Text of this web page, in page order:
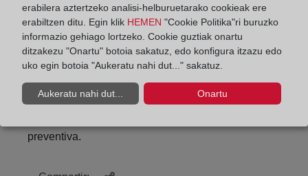
sociedad en general los documentos de
laContaduría de Hipotecas,se enmarca en las
actividades del Centro de Investigación de Derecho
Registral de la Universidad (CIDRE-UAM),
constituido con la finalidad de servir como
plataforma para fomentar la investigación, el debate
y las publicaciones en el ámbito del Derecho
preventiva.
erabilera aztertzeko analisi-helburuetarako cookieak ere
erabiltzen ditu. Egin klik HEMEN "Cookie Politika"ri buruzko
informazio gehiago lortzeko. Cookie guztiak onartu
ditzakezu "Onartu" botoia sakatuz, edo konfigura itzazu edo
uko egin botoia "Aukeratu nahi dut..." sakatuz.
Aukeratu nahi dut... Onartu